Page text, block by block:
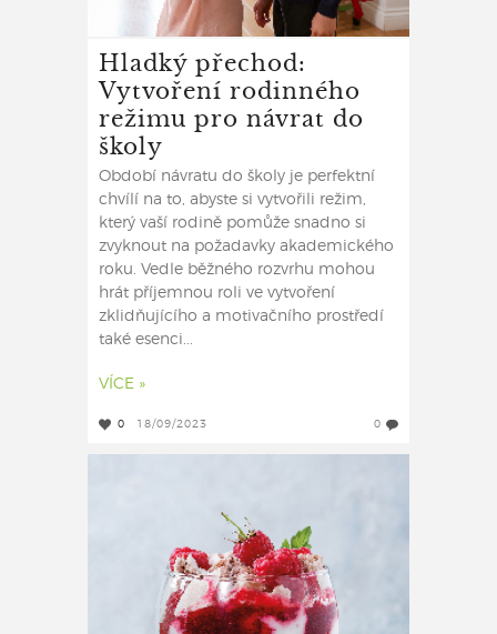
Hladký přechod:
Vytvoření rodinného
režimu pro návrat do
školy
Období návratu do školy je perfektní
chvílí na to, abyste si vytvořili režim,
který vaší rodině pomůže snadno si
zvyknout na požadavky akademického
roku. Vedle běžného rozvrhu mohou
hrát příjemnou roli ve vytvoření
zklidňujícího a motivačního prostředí
také esenci...
VÍCE »
0 18/09/2023 0